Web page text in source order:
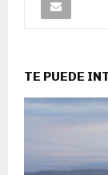
TE PUEDE